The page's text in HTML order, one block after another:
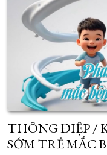
THÔNG ĐIỆP /
SỚM TRẺ MẮC